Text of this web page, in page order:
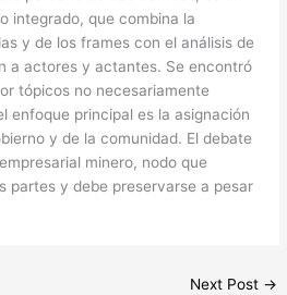
integrado, que combina la
y de los frames con el análisis de
a actores y actantes. Se encontró
tópicos no necesariamente
enfoque principal es la asignación
y de la comunidad. El debate
minero, nodo que
partes y debe preservarse a pesar
Next Post →